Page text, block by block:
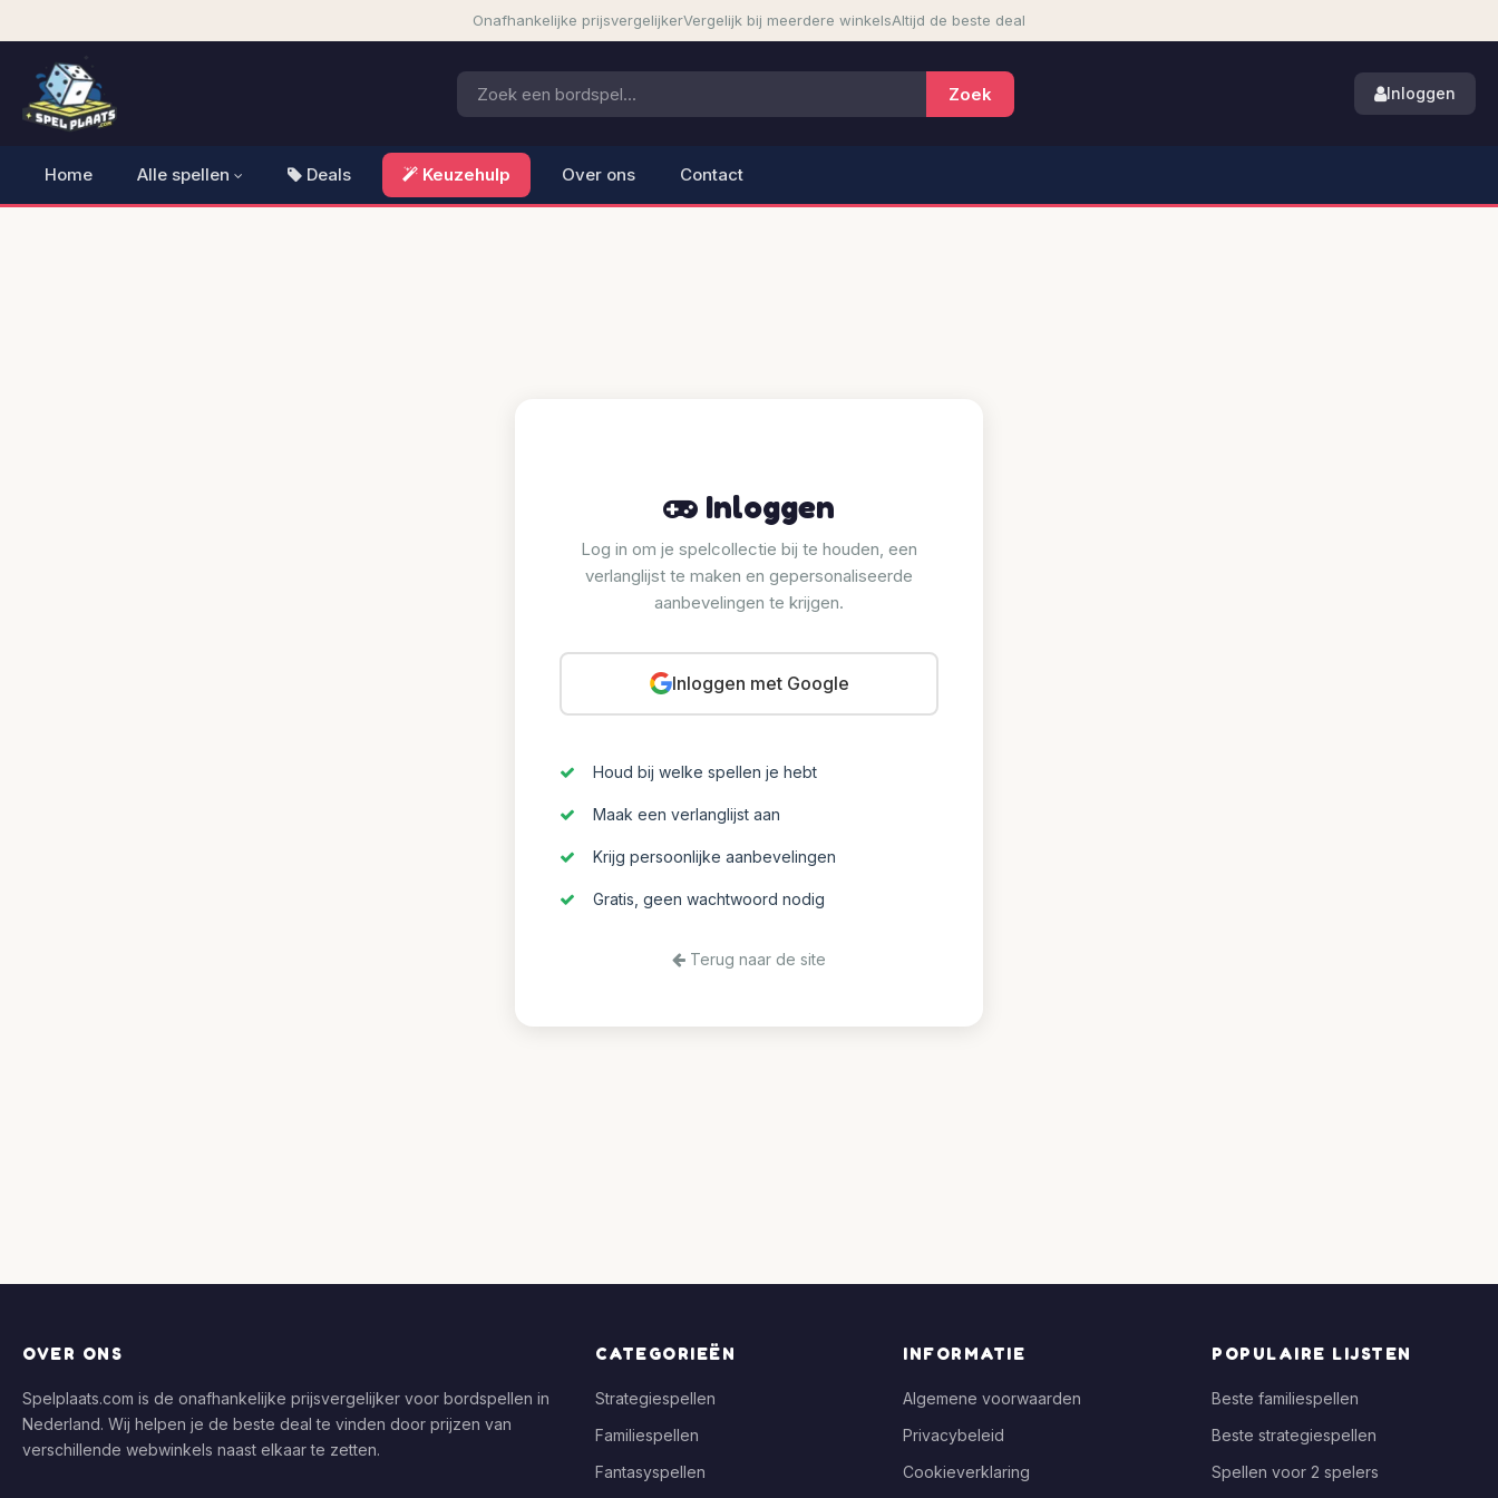
Onafhankelijke prijsvergelijkerVergelijk bij meerdere winkelsAltijd de beste deal
Inloggen
Home Alle spellen Deals Keuzehulp Over ons Contact
Inloggen
Log in om je spelcollectie bij te houden, een
verlanglijst te maken en gepersonaliseerde
aanbevelingen te krijgen.
Inloggen met Google
Houd bij welke spellen je hebt
Maak een verlanglijst aan
Krijg persoonlijke aanbevelingen
Gratis, geen wachtwoord nodig
Terug naar de site
OVER ONS
Spelplaats.com is de onafhankelijke prijsvergelijker voor bordspellen in
Nederland. Wij helpen je de beste deal te vinden door prijzen van
verschillende webwinkels naast elkaar te zetten.
CATEGORIEËN
Strategiespellen
Familiespellen
Fantasyspellen
INFORMATIE
Algemene voorwaarden
Privacybeleid
Cookieverklaring
POPULAIRE LIJSTEN
Beste familiespellen
Beste strategiespellen
Spellen voor 2 spelers